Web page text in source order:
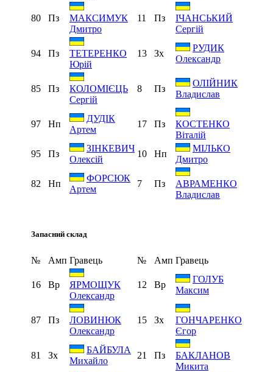
80 Пз
МАКСИМУК
Дмитро
11 Пз
ІЧАНСЬКИЙ
Сергій
94 Пз
ТЕТЕРЕНКО
Юрій
13 Зх
РУДИК
Олександр
85 Пз
КОЛОМІЄЦЬ
Сергій
8 Пз
ОЛІЙНИК
Владислав
97 Нп
ДУДІК
Артем
17 Пз
КОСТЕНКО
Віталій
95
Пз
ЗІНКЕВИЧ
Олексій
10 Нп
МІЛЬКО
Дмитро
82 Нп
ФОРСЮК
Артем
7 Пз
АВРАМЕНКО
Владислав
Запасний склад
№ Амп Гравець № Амп Гравець
16 Вр
ЯРМОЩУК
Олександр
12 Вр
ГОЛУБ
Максим
87 Пз
ЛОВИНЮК
Олександр
15 Зх
ГОНЧАРЕНКО
Єгор
81 Зх
БАЙБУЛА
Михайло
21 Пз
БАКЛАНОВ
Микита